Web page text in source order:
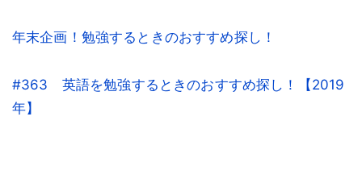
年末企画！勉強するときのおすすめ探し！
#363 英語を勉強するときのおすすめ探し！【2019
年】